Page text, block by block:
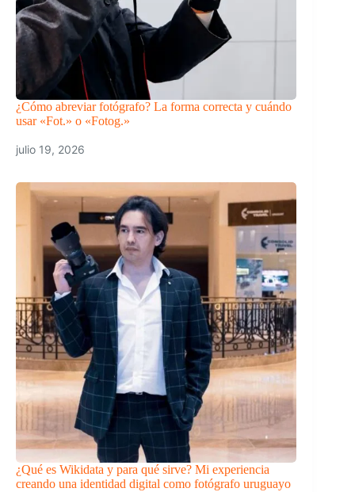
¿Cómo abreviar fotógrafo? La forma correcta y cuándo
usar «Fot.» o «Fotog.»
julio 19, 2026
¿Qué es Wikidata y para qué sirve? Mi experiencia
creando una identidad digital como fotógrafo uruguayo